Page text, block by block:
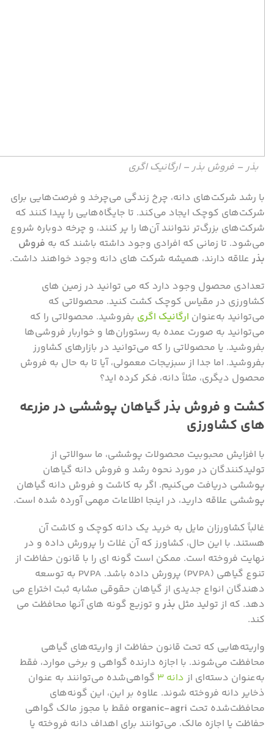
بذر – فروش بذر – ارگانیک اگری
با رشد شرکت‌های دانه، چرخ زندگی می‌چرخد و فرصت‌هایی برای
شرکت‌های کوچک ایجاد می‌کند. تا جایگاه‌هایی را پیدا کنند که
شرکت‌های بزرگ‌تر نتوانند آن‌ها را پر کنند، و چرخه دوباره شروع
می‌شود. تا زمانی که افرادی وجود داشته باشند که به فروش
بذر علاقه دارند، همیشه شرکت های دانه وجود خواهند داشت.
تعدادی محصول وجود دارد که می توانید در زمین های
کشاورزی در مقیاس کوچک کشت کنید. محصولاتی که
می‌توانید به‌عنوان ارگانیک اگری بفروشید. محصولاتی را که
می‌توانید به صورت عمده به رستوران‌ها و خواربار فروشی‌ها
بفروشید. یا محصولاتی را که می‌توانید در بازارهای کشاورز
بفروشید. اما جدا از سبزیجات معمولی، آیا تا به حال به فروش
محصول دیگری، مثلاً دانه، فکر کرده اید؟
کشت و فروش بذر گیاهان پوششی در مزرعه
های کشاورزی
با افزایش محبوبیت محصولات پوششی، ما سوالاتی از
تولیدکنندگان در مورد نحوه رشد و فروش دانه گیاهان
پوششی دریافت می‌کنیم. اگر به کاشت و فروش دانه گیاهان
پوششی علاقه دارید، در اینجا اطلاعات مهمی آورده شده است.
غالباً کشاورزان مایل به خرید یک دانه کوچک و کاشت آن
هستند. با این حال، کشاورز که آن غلات را پرورش داده و در
نهایت فروخته است. ممکن است گونه ای را با قانون حفاظت از
تنوع گیاهی (PVPA) پرورش داده باشد. PVPA به توسعه
دهندگان انواع جدیدی از گیاهان حقوقی مشابه ثبت اختراع می
دهد. که از تولید مثل بذر و توزیع گونه های آنها محافظت می
کند.
واریته‌هایی که تحت قانون حفاظت از واریته‌های گیاهی
محافظت می‌شوند. با اجازه دارنده گواهی و برخی موارد، فقط
به‌عنوان دسته‌ای از دانه ۳
گواهی‌شده می‌توانند به عنوان
ذخایر دانه فروخته شوند. علاوه بر این، این گونه‌های
محافظت‌شده تحت organic-agri فقط با مجوز مالک گواهی
حفاظت یا اجازه مالک. می‌توانند برای اهداف دانه فروخته یا